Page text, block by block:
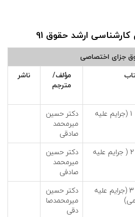
ارشد حقوق 91
جزای اختصاصی
مؤلف/
مترجم
ناشر
حقوق جزای اختصاصی 1 (جرایم علیه
دکتر حسین
میرمحمد
صادقی
حقوق جزای اختصاصی 2 ( جرایم علیه
دکتر حسین
میرمحمد
صادفی
حقوق جزای اختصاصی 3 (جرایم علیه
دکتر حسین
میرمحمدصا
دقی